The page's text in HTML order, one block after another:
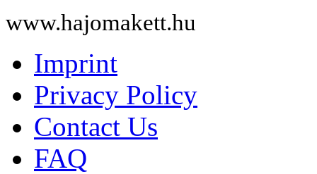
www.hajomakett.hu
Imprint
Privacy Policy
Contact Us
FAQ